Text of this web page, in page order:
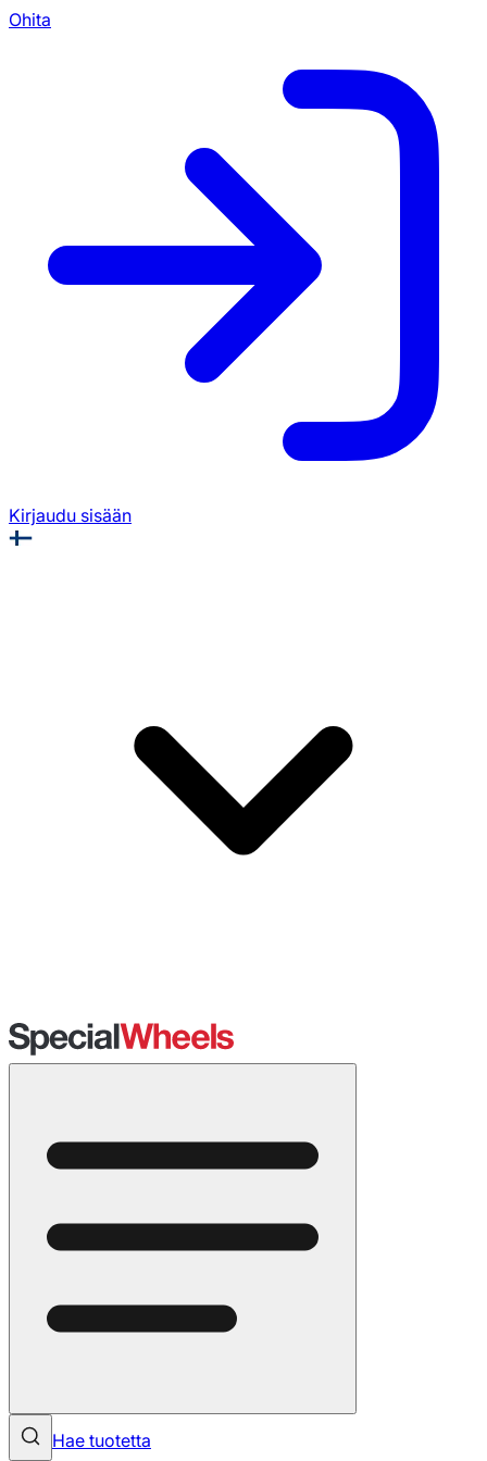
Ohita
Kirjaudu sisään
Hae tuotetta